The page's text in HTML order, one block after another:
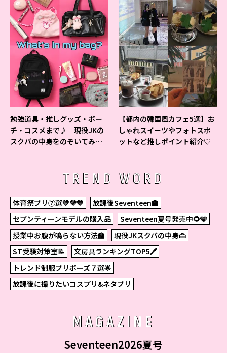
勉強道具・推しグッズ・ポー
チ・コスメまで♪ 現役JKの
スクバの中身をのぞいてみ
【都内の韓国風カフェ5選】お
しゃれスイーツやフォトスポ
ットなど推しポイント紹介♡
TREND WORD
体育祭プリ⑦選💛💜💙
放課後Seventeen🏫
セブンティーンモデルの購入品
Seventeen夏号発売中🌻🩵
授業中お腹が鳴らない方法🏫
現役JKスクバの中身👜
ST受験対策室📝
文房具ランキングTOP5🖊
トレンド制服プリポーズ７選🌟
放課後に撮りたいコスプリ&ネタプリ
MAGAZINE
Seventeen2026夏号